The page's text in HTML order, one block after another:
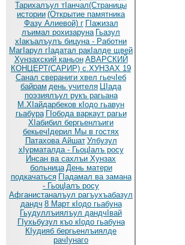
Тарихалъул тIанчал(Страницы
истории (Открытие памятника
Фазу Алиевой) г ГIажизал
лъимал рохизаруна Гьазул
хIакъалъулъ бицуна - Работни
МагIарул гIадатал ракIалде щвей
Хунзахский каньон АВАРСКИЙ
КОНЦЕРТ(САРИР) с.ХУНЗАХ 19
Санал свераниги хвел гьечIеб
байрам день учителя ЦIада
поэзиялъул рукъ рагьана
М.ХIайдарбеков кIодо гьавун
гьабура ГIобода варкаут рагьи
ХIабибил бергьенлъиги
бекьечIдерил Мы в гостях
Патахова Айшат Улбузул
хIурматалда - ГьоцIалъ росу
Инсан ва сахлъи Хунзах
больница День матери
подкачаться ГIадамал ва замана
- ГьоцIалъ росу
Афганистаналъул рагъухъабазул
дандч 8 Март кIодо гьабуна
Гьудуллъиялъул дандчIвай
ГIухьбузул къо кIодо гьабуна
КIудияб бергьенлъиялде
рачIунаго